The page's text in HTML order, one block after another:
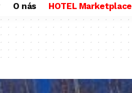
O nás HOTEL Marketplace